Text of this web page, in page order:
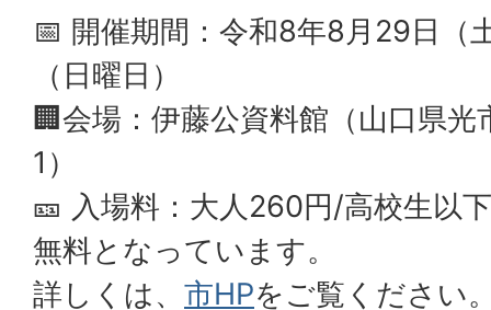
📅 開催期間：令和8年8月29日（
（日曜日）
🏢会場：伊藤公資料館（山口県
1）
🎫 入場料：大人260円/高校生以
無料となっています。
詳しくは、 市HPをご覧ください